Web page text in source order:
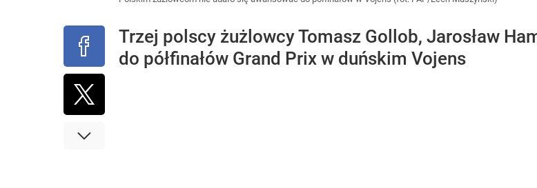
Trzej polscy żużlowcy Tomasz Gollob, Jarosław
do półfinałów Grand Prix w duńskim Vojens